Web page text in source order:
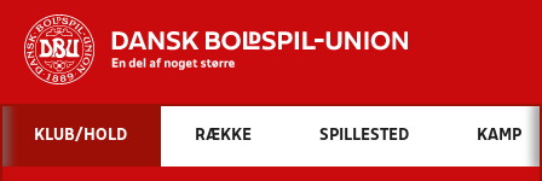
Hvad vil du søge efter?
INDHOLD OG NYHEDER
KLUB/HOLD RÆKKE SPILLESTED KAMP